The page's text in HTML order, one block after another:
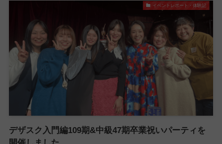
イベントレポート・体験記
デザスク入門編109期&中級47期卒業祝いパーティを